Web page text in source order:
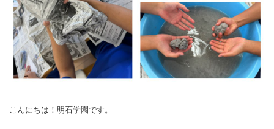
こんにちは！明石学園です。